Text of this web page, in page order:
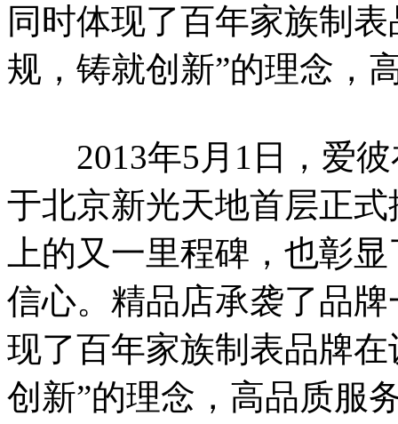
同时体现了百年家族制
规，铸就创新”的理念，
2013年5月1日，爱彼
于北京新光天地首层正
上的又一里程碑，也彰
信心。精品店承袭了品
现了百年家族制表品牌
创新”的理念，高品质服